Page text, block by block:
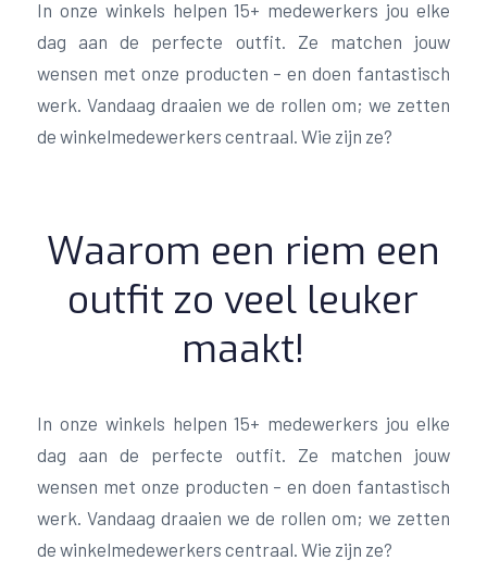
In onze winkels helpen 15+ medewerkers jou elke
dag aan de perfecte outfit. Ze matchen jouw
wensen met onze producten – en doen fantastisch
werk. Vandaag draaien we de rollen om; we zetten
de winkelmedewerkers centraal. Wie zijn ze?
Waarom een riem een
outfit zo veel leuker
maakt!
In onze winkels helpen 15+ medewerkers jou elke
dag aan de perfecte outfit. Ze matchen jouw
wensen met onze producten – en doen fantastisch
werk. Vandaag draaien we de rollen om; we zetten
de winkelmedewerkers centraal. Wie zijn ze?